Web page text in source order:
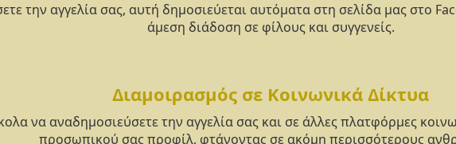
την αγγελία σας, αυτή δημοσιεύεται αυτόματα στη σελίδα μας στο
άμεση διάδοση σε φίλους και συγγενείς.
Διαμοιρασμός σε Κοινωνικά Δίκτυα
να αναδημοσιεύσετε την αγγελία σας και σε άλλες πλατφόρμες
προσωπικού σας προφίλ, φτάνοντας σε ακόμη περισσότερους